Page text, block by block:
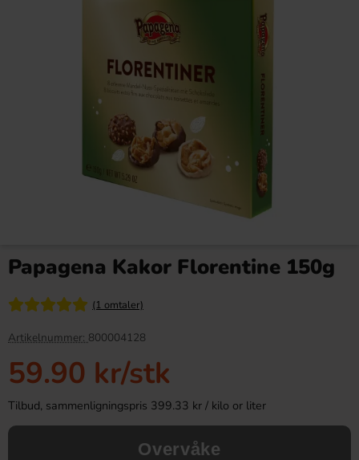
38.90 kr
Papagena Kakor Florentine 150g
(1 omtaler)
Artikelnummer: 800004128
59.90 kr/stk
Tilbud, sammenligningspris 399.33 kr / kilo or liter
Overvåke